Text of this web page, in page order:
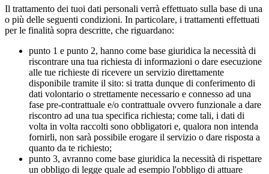
Il trattamento dei tuoi dati personali verrà effettuato sulla base di una
o più delle seguenti condizioni. In particolare, i trattamenti effettuati
per le finalità sopra descritte, che riguardano:
punto 1 e punto 2, hanno come base giuridica la necessità di
riscontrare una tua richiesta di informazioni o dare esecuzione
alle tue richieste di ricevere un servizio direttamente
disponibile tramite il sito: si tratta dunque di conferimento di
dati volontario o strettamente necessario e connesso ad una
fase pre-contrattuale e/o contrattuale ovvero funzionale a dare
riscontro ad una tua specifica richiesta; come tali, i dati di
volta in volta raccolti sono obbligatori e, qualora non intenda
fornirli, non sarà possibile erogare il servizio o dare risposta a
quanto da te richiesto;
punto 3, avranno come base giuridica la necessità di rispettare
un obbligo di legge quale ad esempio l'obbligo di attuare